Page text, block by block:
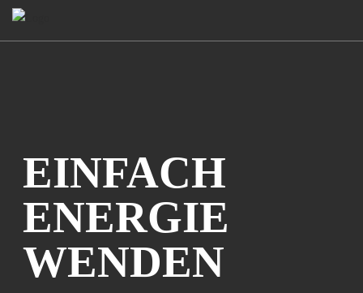
Skip
EINFACH
ENERGIE
WENDEN